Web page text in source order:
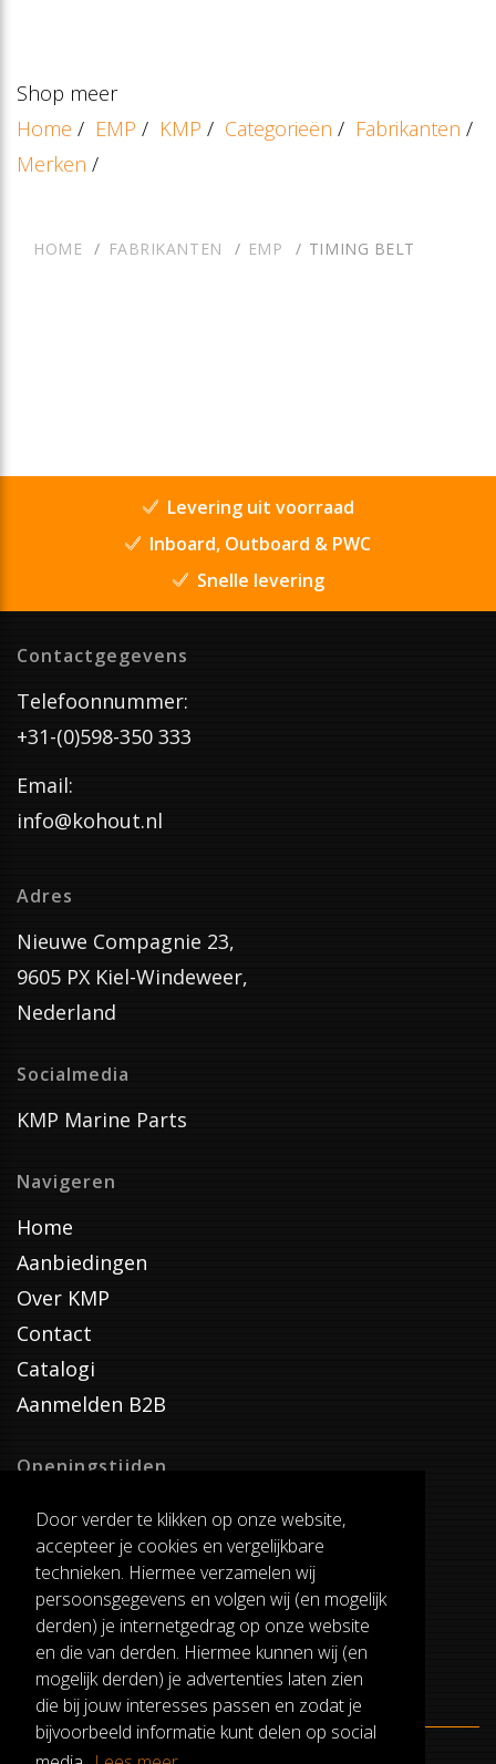
Door verder te klikken op onze website,
accepteer je cookies en vergelijkbare
technieken. Hiermee verzamelen wij
persoonsgegevens en volgen wij (en mogelijk
derden) je internetgedrag op onze website
en die van derden. Hiermee kunnen wij (en
mogelijk derden) je advertenties laten zien
die bij jouw interesses passen en zodat je
bijvoorbeeld informatie kunt delen op social
Shop meer
Home / EMP / KMP / Categorieën / Fabrikanten /
Merken /
HOME FABRIKANTEN EMP TIMING BELT
Levering uit voorraad
Inboard, Outboard & PWC
Snelle levering
Contactgegevens
Telefoonnummer:
+31-(0)598-350 333
Email:
info@kohout.nl
Adres
Nieuwe Compagnie 23,
9605 PX Kiel-Windeweer,
Nederland
Socialmedia
KMP Marine Parts
Navigeren
Home
Aanbiedingen
Over KMP
Contact
Catalogi
Aanmelden B2B
Openingstijden
Dinsdag T/M Zaterdag
van 8:00-17:00
Verzenddagen
Dinsdag T/M Vrijdag
Pauze
12:30-13:00